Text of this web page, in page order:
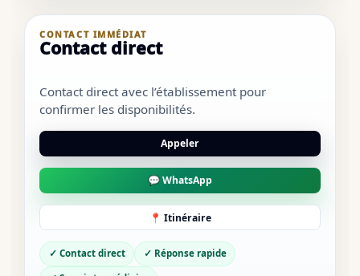
CONTACT IMMÉDIAT
Contact direct
Contact direct avec l’établissement pour
confirmer les disponibilités.
Appeler
💬 WhatsApp
📍 Itinéraire
✓ Contact direct ✓ Réponse rapide